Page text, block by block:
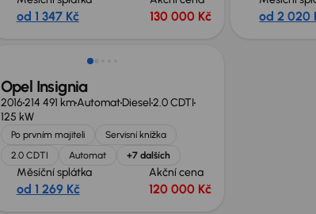
od 1 347 Kč 130 000 Kč od 2 020
Opel Insignia
2016214 491 kmAutomatDiesel2.0 CDTI
125 kW
Po prvním majiteli
Servisní knížka
2.0 CDTI
Automat +7 dalších
Měsíční splátka
od 1 269 Kč
Akční cena
120 000 Kč